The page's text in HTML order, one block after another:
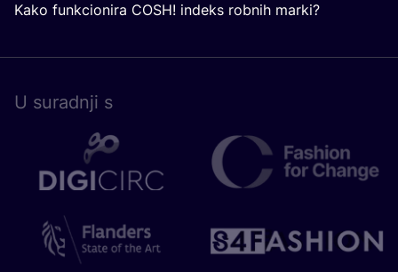
Kako funkcionira COSH! indeks robnih marki?
U surad­nji s